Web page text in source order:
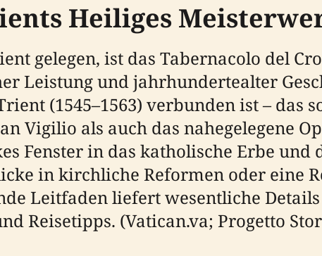
Heiliges
gelegen, ist das Tabernacolo del
Leistung und jahrhundertealter
(1545–1563) verbunden ist – das
Vigilio als auch das nahegelegene
Fenster in das katholische Erbe und
in kirchliche Reformen oder eine
Leitfaden liefert wesentliche
Reisetipps. (Vatican.va; Progetto